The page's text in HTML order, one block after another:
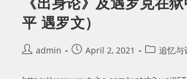
罗
克
双
碧）
平 遇罗文）
Postadmin
PostApril 2, 2021
Post追忆与